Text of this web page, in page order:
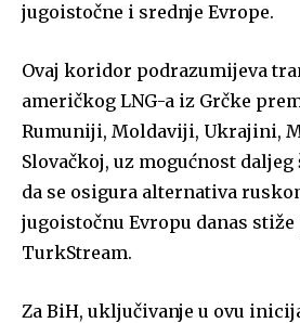
jugoistočne i srednje Evrope.
Ovaj koridor podrazumijeva
američkog LNG-a iz Grčke
Rumuniji, Moldaviji, Ukrajini,
Slovačkoj, uz mogućnost daljeg
da se osigura alternativa
jugoistočnu Evropu danas
TurkStream.
Za BiH, uključivanje u ovu